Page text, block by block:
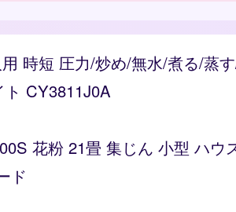
時短 圧力/炒め/無水/煮る/蒸
CY3811J0A
花粉 21畳 集じん 小型 ハ
ド